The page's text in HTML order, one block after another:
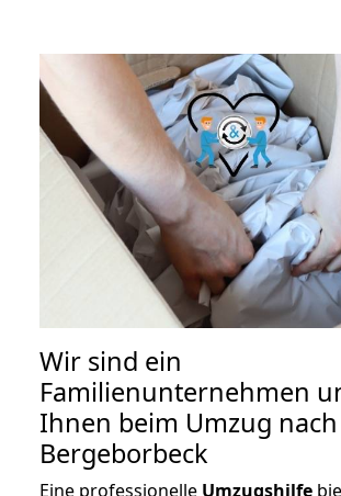
Wir sind ein
Familienunternehmen
Ihnen beim Umzug nach
Bergeborbeck
Eine professionelle Umzugshilfe